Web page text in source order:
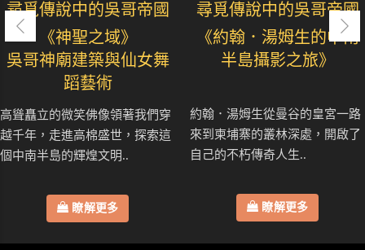
尋覓傳說中的吳哥帝國
《神聖之域》
吳哥神廟建築與仙女舞
蹈藝術
高聳矗立的微笑佛像領著我們穿
越千年，走進高棉盛世，探索這
個中南半島的輝煌文明..
瞭解更多
尋覓傳說中的吳哥帝國
《約翰．湯姆生的中南
半島攝影之旅》
約翰．湯姆生從曼谷的皇宮一路
來到柬埔寨的叢林深處，開啟了
自己的不朽傳奇人生..
瞭解更多